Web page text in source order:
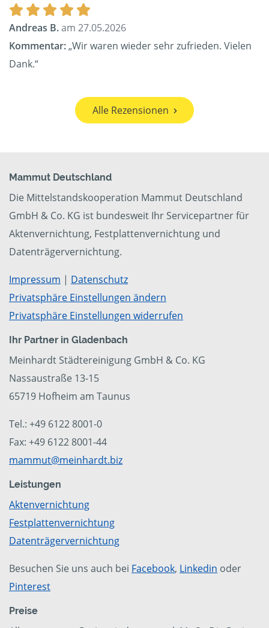
Andreas B.am 27.05.2026
Kommentar:„Wir waren wieder sehr zufrieden. Vielen
Dank.“
Alle Rezensionen
Mammut Deutschland
Die Mittelstandskooperation Mammut Deutschland
GmbH & Co. KG ist bundesweit Ihr Servicepartner für
Aktenvernichtung, Festplattenvernichtung und
Datenträgervernichtung.
Impressum | Datenschutz
Privatsphäre Einstellungen ändern
Privatsphäre Einstellungen widerrufen
Ihr Partner in Gladenbach
Meinhardt Städtereinigung GmbH & Co. KG
Nassaustraße 13-15
65719 Hofheim am Taunus
Tel.: +49 6122 8001-0
Fax: +49 6122 8001-44
mammut@meinhardt.biz
Leistungen
Aktenvernichtung
Festplattenvernichtung
Datenträgervernichtung
Besuchen Sie uns auch bei Facebook, Linkedin oder
Pinterest
Preise